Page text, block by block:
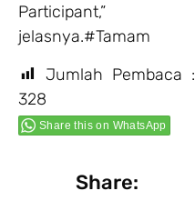
Participant,”
jelasnya.#Tamam
Jumlah Pembaca :
328
Share this on WhatsApp
Share: